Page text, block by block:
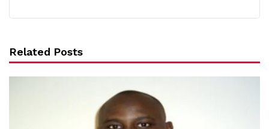
Related Posts